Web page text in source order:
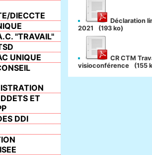
Déclaration
2021
(193 ko)
CR CTM
visioconférence
(155
DIECCTE
"TRAVAIL"
UNIQUE
ET
DDI